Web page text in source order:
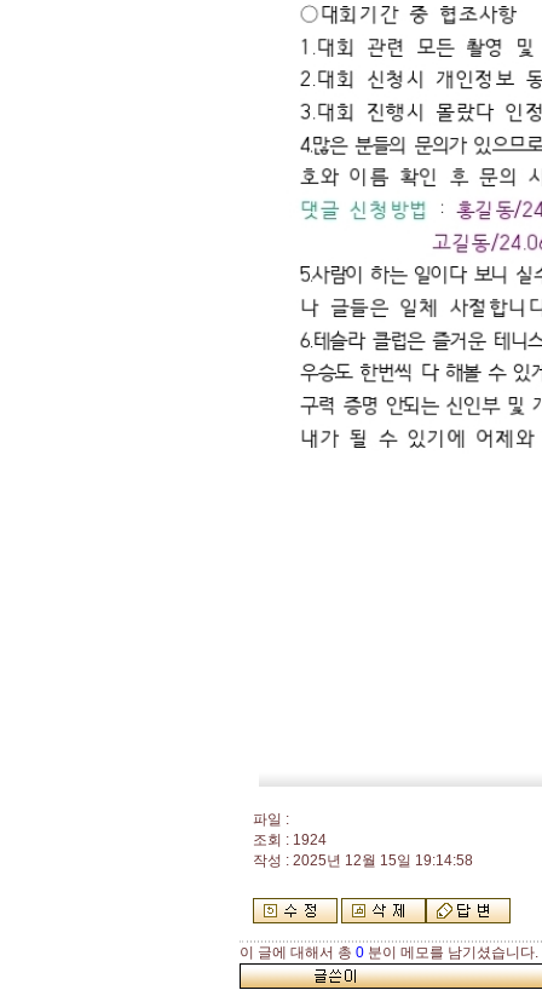
파일 :
조회 : 1924
작성 : 2025년 12월 15일 19:14:58
이 글에 대해서 총 0 분이 메모를 남기셨습니다.